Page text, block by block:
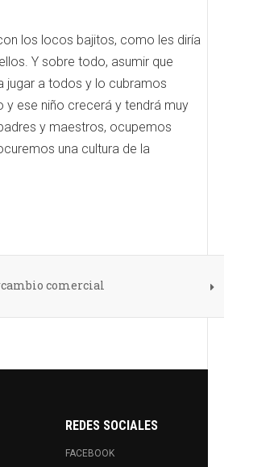
los locos bajitos, como les diría
Y sobre todo, asumir que
jugar a todos y lo cubramos
y ese niño crecerá y tendrá muy
y maestros, ocupemos
una cultura de la
comercial
REDES SOCIALES
FACEBOOK